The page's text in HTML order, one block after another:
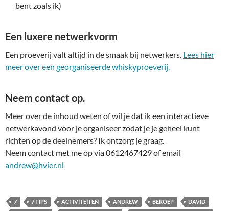
bent zoals ik)
Een luxere netwerkvorm
Een proeverij valt altijd in de smaak bij netwerkers. Lees hier
meer over een georganiseerde whiskyproeverij.
Neem contact op.
Meer over de inhoud weten of wil je dat ik een interactieve
netwerkavond voor je organiseer zodat je je geheel kunt
richten op de deelnemers? Ik ontzorg je graag.
Neem contact met me op via 0612467429 of email
andrew@hvier.nl
7 7 TIPS ACTIVITEITEN ANDREW BEROEP
DAVID